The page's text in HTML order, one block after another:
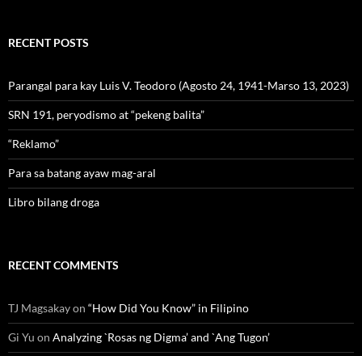
RECENT POSTS
Parangal para kay Luis V. Teodoro (Agosto 24, 1941-Marso 13, 2023)
SRN 191, peryodismo at “pekeng balita”
“Reklamo”
Para sa batang ayaw mag-aral
Libro bilang droga
RECENT COMMENTS
TJ Magsakayon “How Did You Know” in Filipino
Gi Yu on Analyzing `Rosas ng Digma’ and `Ang Tugon’